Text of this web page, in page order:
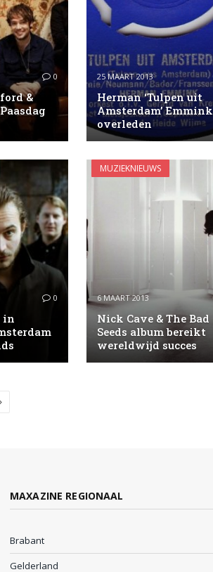
0
&
25 MAART 2013
Herman ‘Tulpen uit
Amsterdam’ Emmink
overleden
0
in
MUZIEKNIEUWS
6 MAART 2013
Nick Cave & The Bad
Seeds album bereikt
wereldwijd succes
MAXAZINE REGIONAAL
Brabant
Gelderland